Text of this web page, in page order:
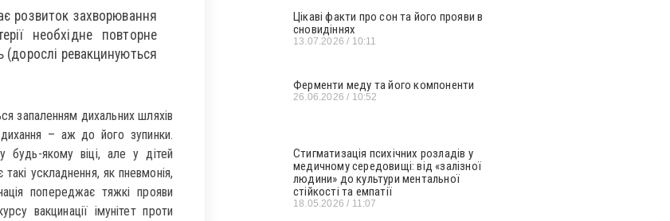
розвиток захворювання
необхідне повторне
ревакцинуються
запаленням дихальних шляхів
– аж до його зупинки.
будь-якому віці, але у дітей
ускладнення, як пневмонія,
попереджає тяжкі прояви
вакцинації імунітет проти
Цікаві факти про сон та його прояви в
сновидіннях
13.07.2026 10:11
Ферменти меду та його компоненти
26.06.2026 10:52
Стигматизація психічних розладів у
медичному середовищі: від «залізної
людини» до культури ментальної
стійкості та емпатії
18.05.2026 11:07